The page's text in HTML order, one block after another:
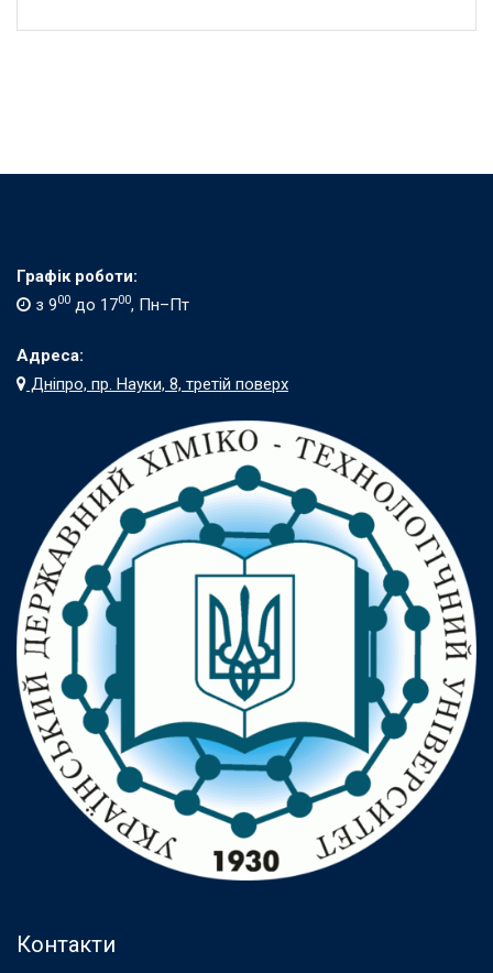
Графік роботи:
з 900 до 1700, Пн–Пт
Адреса:
Дніпро, пр. Науки, 8, третій поверх
Контакти